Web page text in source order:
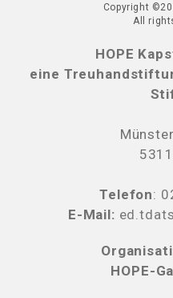
Copyright
All
HOPE
eine
Telefon:
E-Mail:
HOPE-